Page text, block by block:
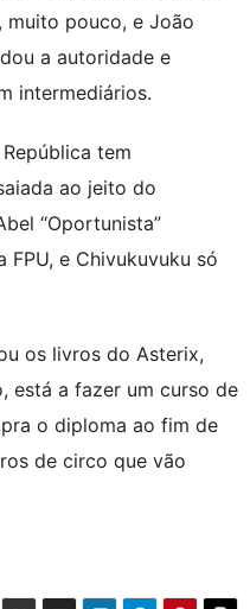
muito pouco, e João
a autoridade e
intermediários.
tem
ao jeito do
“Oportunista”
e Chivukuvuku só
os livros do Asterix,
está a fazer um curso de
o diploma ao fim de
de circo que vão